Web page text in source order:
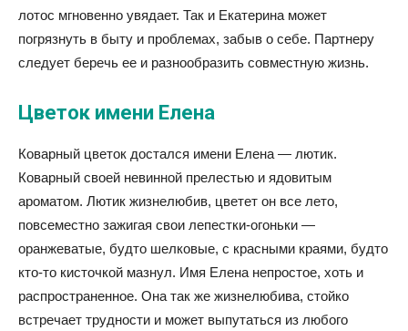
лотос мгновенно увядает. Так и Екатерина может
погрязнуть в быту и проблемах, забыв о себе. Партнеру
следует беречь ее и разнообразить совместную жизнь.
Цветок имени Елена
Коварный цветок достался имени Елена — лютик.
Коварный своей невинной прелестью и ядовитым
ароматом. Лютик жизнелюбив, цветет он все лето,
повсеместно зажигая свои лепестки-огоньки —
оранжеватые, будто шелковые, с красными краями, будто
кто-то кисточкой мазнул. Имя Елена непростое, хоть и
распространенное. Она так же жизнелюбива, стойко
встречает трудности и может выпутаться из любого